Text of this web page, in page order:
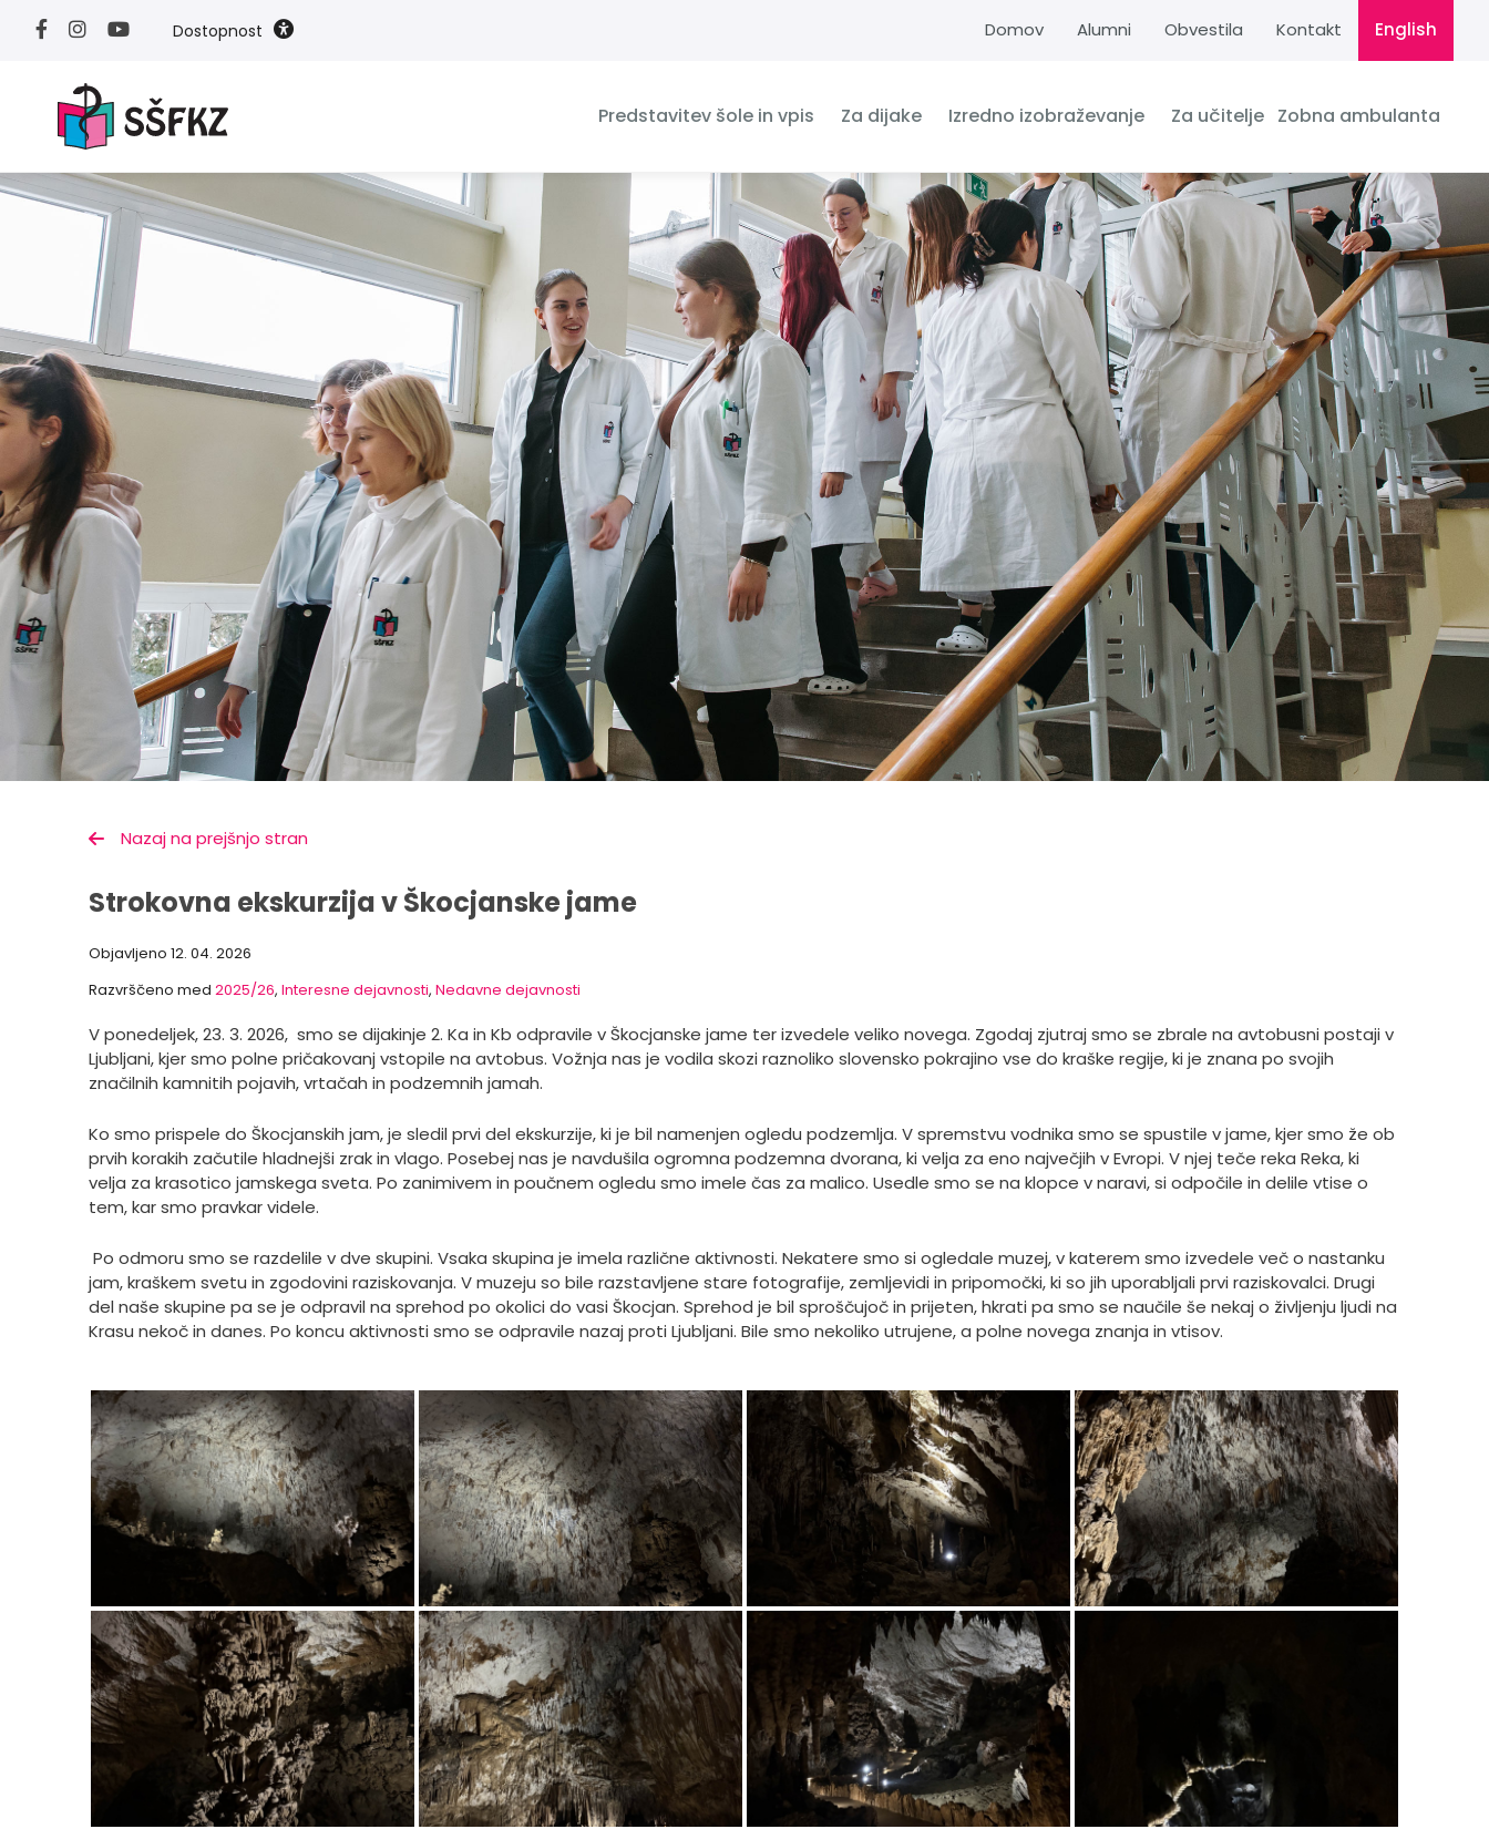
Dostopnost Domov Alumni Obvestila Kontakt English
Predstavitev šole in vpis Za dijake Izredno izobraževanje Za učitelje Zobna ambulanta
Nazaj na prejšnjo stran
Strokovna ekskurzija v Škocjanske jame
Objavljeno 12. 04. 2026
Razvrščeno med 2025/26, Interesne dejavnosti, Nedavne dejavnosti
V ponedeljek, 23. 3. 2026, smo se dijakinje 2. Ka in Kb odpravile v Škocjanske jame ter izvedele veliko novega. Zgodaj zjutraj smo se zbrale na avtobusni postaji v
Ljubljani, kjer smo polne pričakovanj vstopile na avtobus. Vožnja nas je vodila skozi raznoliko slovensko pokrajino vse do kraške regije, ki je znana po svojih
značilnih kamnitih pojavih, vrtačah in podzemnih jamah.
Ko smo prispele do Škocjanskih jam, je sledil prvi del ekskurzije, ki je bil namenjen ogledu podzemlja. V spremstvu vodnika smo se spustile v jame, kjer smo že ob
prvih korakih začutile hladnejši zrak in vlago. Posebej nas je navdušila ogromna podzemna dvorana, ki velja za eno največjih v Evropi. V njej teče reka Reka, ki
velja za krasotico jamskega sveta. Po zanimivem in poučnem ogledu smo imele čas za malico. Usedle smo se na klopce v naravi, si odpočile in delile vtise o
tem, kar smo pravkar videle.
Po odmoru smo se razdelile v dve skupini. Vsaka skupina je imela različne aktivnosti. Nekatere smo si ogledale muzej, v katerem smo izvedele več o nastanku
jam, kraškem svetu in zgodovini raziskovanja. V muzeju so bile razstavljene stare fotografije, zemljevidi in pripomočki, ki so jih uporabljali prvi raziskovalci. Drugi
del naše skupine pa se je odpravil na sprehod po okolici do vasi Škocjan. Sprehod je bil sproščujoč in prijeten, hkrati pa smo se naučile še nekaj o življenju ljudi na
Krasu nekoč in danes. Po koncu aktivnosti smo se odpravile nazaj proti Ljubljani. Bile smo nekoliko utrujene, a polne novega znanja in vtisov.